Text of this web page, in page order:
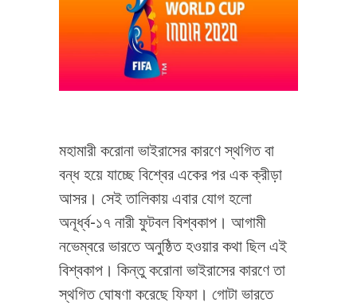
মহামারী করোনা ভাইরাসের কারণে স্থগিত বা
বন্ধ হয়ে যাচ্ছে বিশ্বের একের পর এক ক্রীড়া
আসর। সেই তালিকায় এবার যোগ হলো
অনূর্ধ্ব-১৭ নারী ফুটবল বিশ্বকাপ। আগামী
নভেম্বরে ভারতে অনুষ্ঠিত হওয়ার কথা ছিল এই
বিশ্বকাপ। কিন্তু করোনা ভাইরাসের কারণে তা
স্থগিত ঘোষণা করেছে ফিফা। গোটা ভারতে